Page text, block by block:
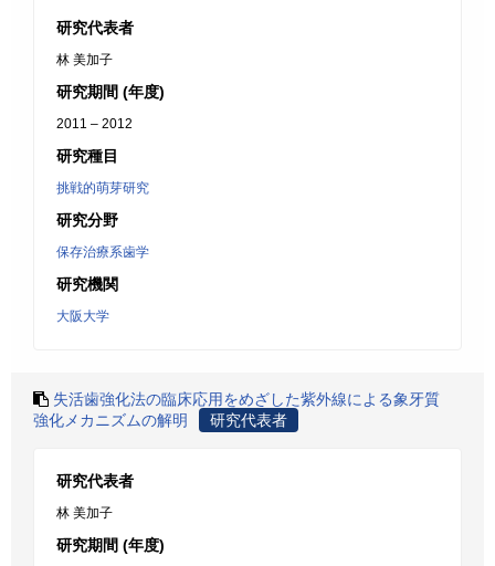
研究代表者
林 美加子
研究期間 (年度)
2011 – 2012
研究種目
挑戦的萌芽研究
研究分野
保存治療系歯学
研究機関
大阪大学
失活歯強化法の臨床応用をめざした紫外線による象牙質
強化メカニズムの解明
研究代表者
研究代表者
林 美加子
研究期間 (年度)